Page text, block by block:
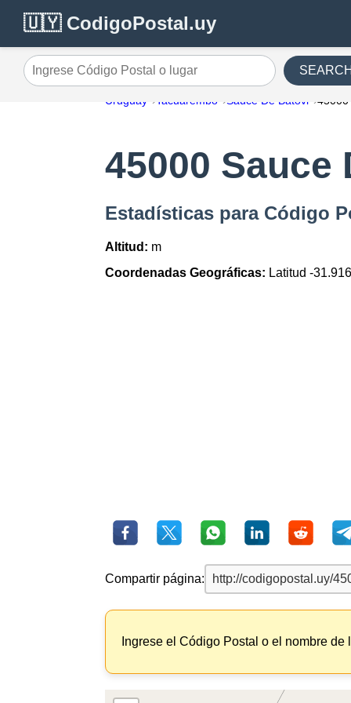
🇺🇾 CodigoPostal.uy
Ingrese Código Postal o lugar
Uruguay Tacuarembo Sauce De Batovi 45000
45000 Sauce
Estadísticas para Código
Altitud: m
Coordenadas Geográficas: Latitud -
Compartir página:
Ingrese el Código Postal o el nombre